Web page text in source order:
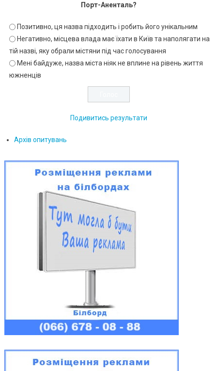
Порт-Аненталь?
Позитивно, ця назва підходить і робить його унікальним
Негативно, місцева влада має їхати в Київ та наполягати на
тій назві, яку обрали містяни під час голосування
Мені байдуже, назва міста ніяк не вплине на рівень життя
южненців
Подивитись результати
Архів опитувань